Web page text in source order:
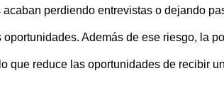
perdiendo entrevistas o dejando
Además de ese riesgo, la
que reduce las oportunidades de recibir